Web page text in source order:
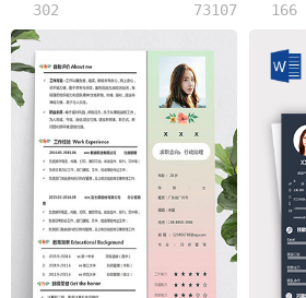
302 73107 166